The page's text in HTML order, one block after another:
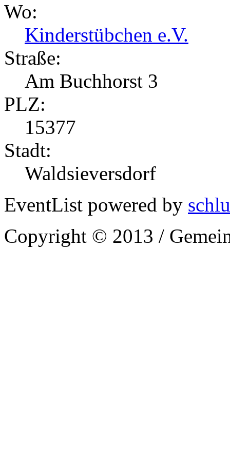
Wo:
Kinderstübchen e.V.
Straße:
Am Buchhorst 3
PLZ:
15377
Stadt:
Waldsieversdorf
EventList powered by
Copyright © 2013 /